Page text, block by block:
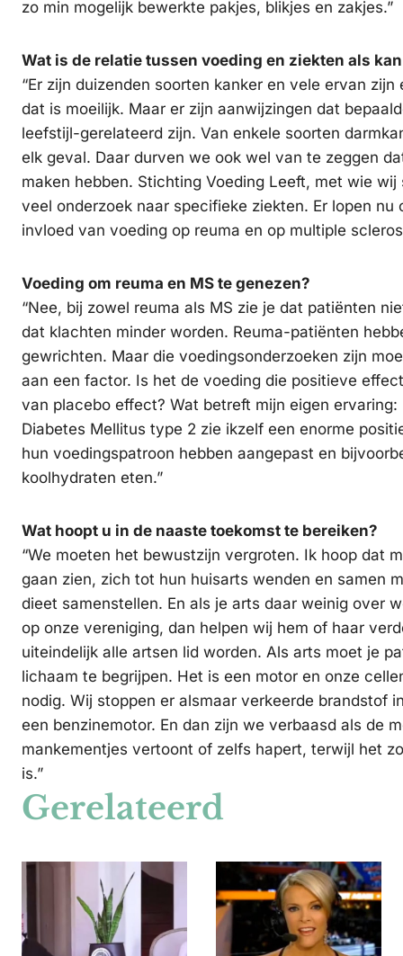
zo min mogelijk bewerkte pakjes, blikjes en zakjes.”
Wat is de relatie tussen voeding en ziekten als
“Er zijn duizenden soorten kanker en vele ervan zijn
dat is moeilijk. Maar er zijn aanwijzingen dat
leefstijl-gerelateerd zijn. Van enkele soorten
elk geval. Daar durven we ook wel van te zeggen
maken hebben. Stichting Voeding Leeft, met wie
veel onderzoek naar specifieke ziekten. Er lopen nu
invloed van voeding op reuma en op multiple
Voeding om reuma en MS te genezen?
“Nee, bij zowel reuma als MS zie je dat patiënten
dat klachten minder worden. Reuma-patiënten
gewrichten. Maar die voedingsonderzoeken zijn
aan een factor. Is het de voeding die positieve
van placebo effect? Wat betreft mijn eigen
Diabetes Mellitus type 2 zie ikzelf een enorme
hun voedingspatroon hebben aangepast en
koolhydraten eten.”
Wat hoopt u in de naaste toekomst te bereiken?
“We moeten het bewustzijn vergroten. Ik hoop dat
gaan zien, zich tot hun huisarts wenden en samen
dieet samenstellen. En als je arts daar weinig over
op onze vereniging, dan helpen wij hem of haar
uiteindelijk alle artsen lid worden. Als arts moet je
lichaam te begrijpen. Het is een motor en onze
nodig. Wij stoppen er alsmaar verkeerde brandstof
een benzinemotor. En dan zijn we verbaasd als de
mankementjes vertoont of zelfs hapert, terwijl het
is.”
Gerelateerd